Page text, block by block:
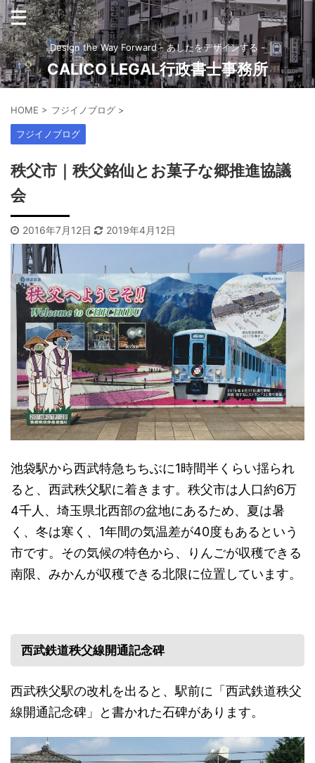
Design the Way Forward - あしたをデザインする -
CALICO LEGAL行政書士事務所
HOME > フジイノブログ >
フジイノブログ
秩父市｜秩父銘仙とお菓子な郷推進協議
会
2016年7月12日 2019年4月12日
池袋駅から西武特急ちちぶに1時間半くらい揺られ
ると、西武秩父駅に着きます。秩父市は人口約6万
4千人、埼玉県北西部の盆地にあるため、夏は暑
く、冬は寒く、1年間の気温差が40度もあるという
市です。その気候の特色から、りんごが収穫できる
南限、みかんが収穫できる北限に位置しています。
西武鉄道秩父線開通記念碑
西武秩父駅の改札を出ると、駅前に「西武鉄道秩父
線開通記念碑」と書かれた石碑があります。